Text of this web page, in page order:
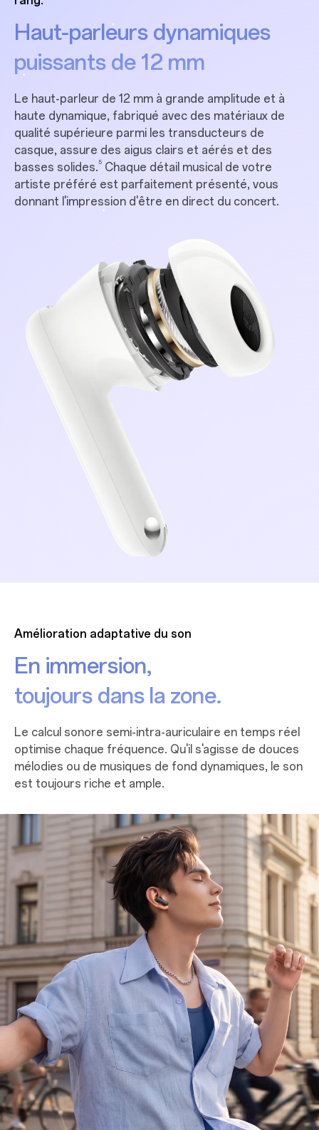
Haut-parleurs dynamiques
puissants de 12 mm
Le haut-parleur de 12 mm à grande amplitude et à
haute dynamique, fabriqué avec des matériaux de
qualité supérieure parmi les transducteurs de
casque, assure des aigus clairs et aérés et des
basses solides. 5Chaque détail musical de votre
artiste préféré est parfaitement présenté, vous
donnant l'impression d'être en direct du concert.
Amélioration adaptative du son
En immersion,
toujours dans la zone.
Le calcul sonore semi-intra-auriculaire en temps réel
optimise chaque fréquence. Qu'il s'agisse de douces
mélodies ou de musiques de fond dynamiques, le son
est toujours riche et ample.